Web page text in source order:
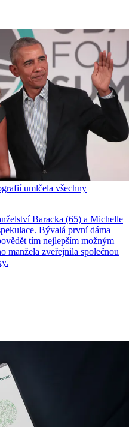
umlčela všechny
Baracka (65) a Michelle
Bývalá první dáma
tím nejlepším možným
manžela zveřejnila společnou